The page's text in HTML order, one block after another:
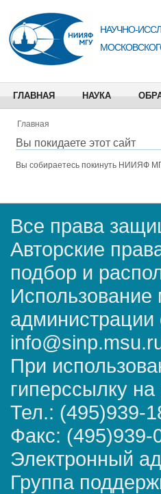
НАУЧНО-
ГЛАВНАЯ НАУКА
Главная
Вы покидаете этот сайт
Вы собираетесь покинуть НИИЯФ
Все права
Авторские
подбор и
Использование
администрации
При
гиперссылку
Тел.: (495)939-
Факс: (495)939-
Электронный
Группа